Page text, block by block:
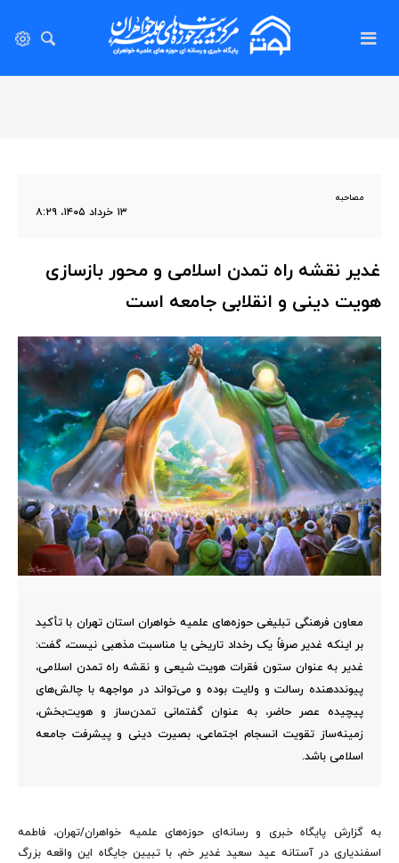
مصاحبه
۱۳ خرداد ۱۴۰۵، ۸:۲۹
غدیر نقشه راه تمدن اسلامی و محور بازسازی
هویت دینی و انقلابی جامعه است
معاون فرهنگی تبلیغی حوزه‌های علمیه خواهران استان تهران با تأکید
بر اینکه غدیر صرفاً یک رخداد تاریخی یا مناسبت مذهبی نیست، گفت:
غدیر به عنوان ستون فقرات هویت شیعی و نقشه راه تمدن اسلامی،
پیونددهنده رسالت و ولایت بوده و می‌تواند در مواجهه با چالش‌های
پیچیده عصر حاضر، به عنوان گفتمانی تمدن‌ساز و هویت‌بخش،
زمینه‌ساز تقویت انسجام اجتماعی، بصیرت دینی و پیشرفت جامعه
اسلامی باشد.
به گزارش پایگاه خبری و رسانه‌ای حوزه‌های علمیه خواهران/تهران، فاطمه
اسفندیاری در آستانه عید سعید غدیر خم، با تبیین جایگاه این واقعه بزرگ